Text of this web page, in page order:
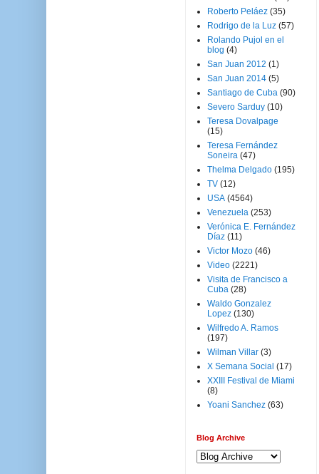
Roberto Peláez (35)
Rodrigo de la Luz (57)
Rolando Pujol en el
blog (4)
San Juan 2012 (1)
San Juan 2014 (5)
Santiago de Cuba (90)
Severo Sarduy (10)
Teresa Dovalpage
(15)
Teresa Fernández
Soneira (47)
Thelma Delgado (195)
TV (12)
USA (4564)
Venezuela (253)
Verónica E. Fernández
Díaz (11)
Victor Mozo (46)
Video (2221)
Visita de Francisco a
Cuba (28)
Waldo Gonzalez
Lopez (130)
Wilfredo A. Ramos
(197)
Wilman Villar (3)
X Semana Social (17)
XXIII Festival de Miami
(8)
Yoani Sanchez (63)
Blog Archive